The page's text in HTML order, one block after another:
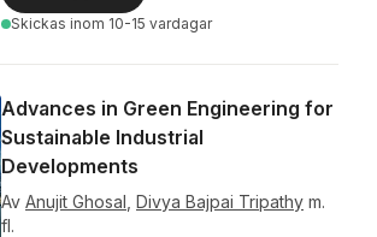
Skickas inom 10-15 vardagar
Advances in Green Engineering for
Sustainable Industrial
Developments
Av Anujit Ghosal Divya Bajpai Tripathy m.
fl.